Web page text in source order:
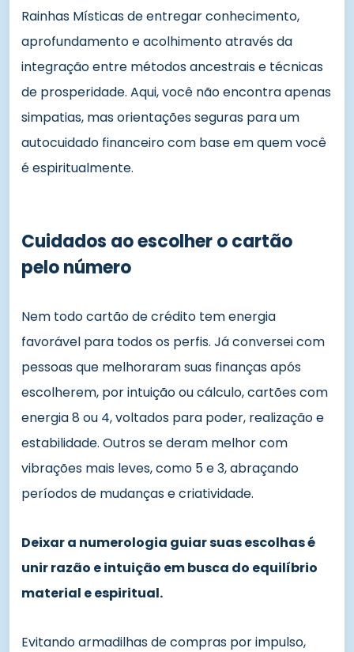
Rainhas Místicas de entregar conhecimento,
aprofundamento e acolhimento através da
integração entre métodos ancestrais e técnicas
de prosperidade. Aqui, você não encontra apenas
simpatias, mas orientações seguras para um
autocuidado financeiro com base em quem você
é espiritualmente.
Cuidados ao escolher o cartão
pelo número
Nem todo cartão de crédito tem energia
favorável para todos os perfis. Já conversei com
pessoas que melhoraram suas finanças após
escolherem, por intuição ou cálculo, cartões com
energia 8 ou 4, voltados para poder, realização e
estabilidade. Outros se deram melhor com
vibrações mais leves, como 5 e 3, abraçando
períodos de mudanças e criatividade.
Deixar a numerologia guiar suas escolhas é
unir razão e intuição em busca do equilíbrio
material e espiritual.
Evitando armadilhas de compras por impulso,